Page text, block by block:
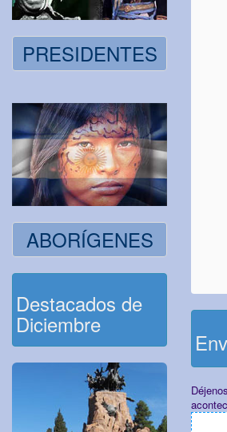
PRESIDENTES
ABORÍGENES
Destacados de
Diciembre